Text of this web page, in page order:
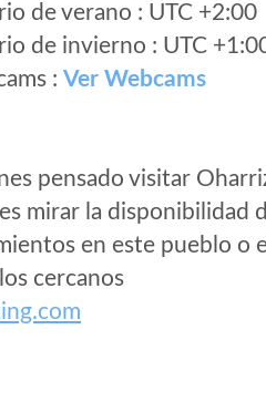
de verano : UTC +2:00
de invierno : UTC
: Ver Webcams
pensado visitar
mirar la disponibilidad
en este pueblo o
cercanos